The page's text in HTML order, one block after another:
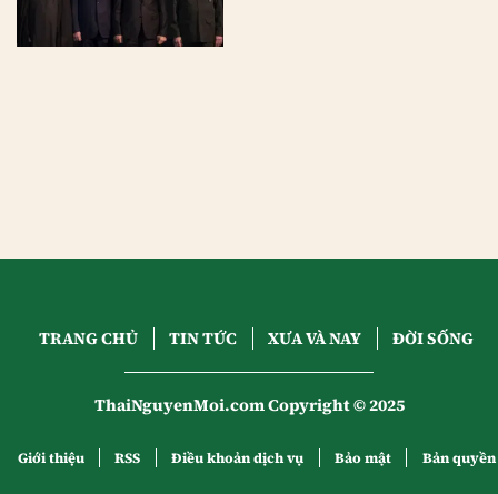
TRANG CHỦ TIN TỨC XƯA VÀ NAY ĐỜI SỐNG
ThaiNguyenMoi.com Copyright © 2025
Giới thiệu RSS Điều khoản dịch vụ Bảo mật Bản quyền